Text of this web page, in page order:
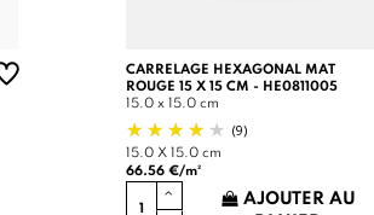
CARRELAGE HEXAGONAL MAT
ROUGE 15 X 15 CM - HE0811005
15.0 x 15.0 cm
(9)
15.0 X 15.0 cm
66.56 €/m²
AJOUTER AU